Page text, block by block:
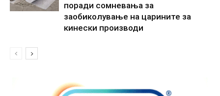
поради сомневања за
заобиколување на царините за
кинески производи